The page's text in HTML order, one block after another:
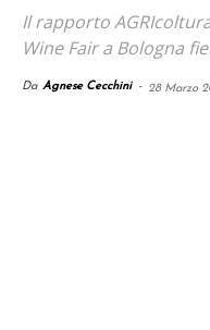
Il rapporto
Wine Fair a Bologna
Da Agnese Cecchini - 28 Marzo